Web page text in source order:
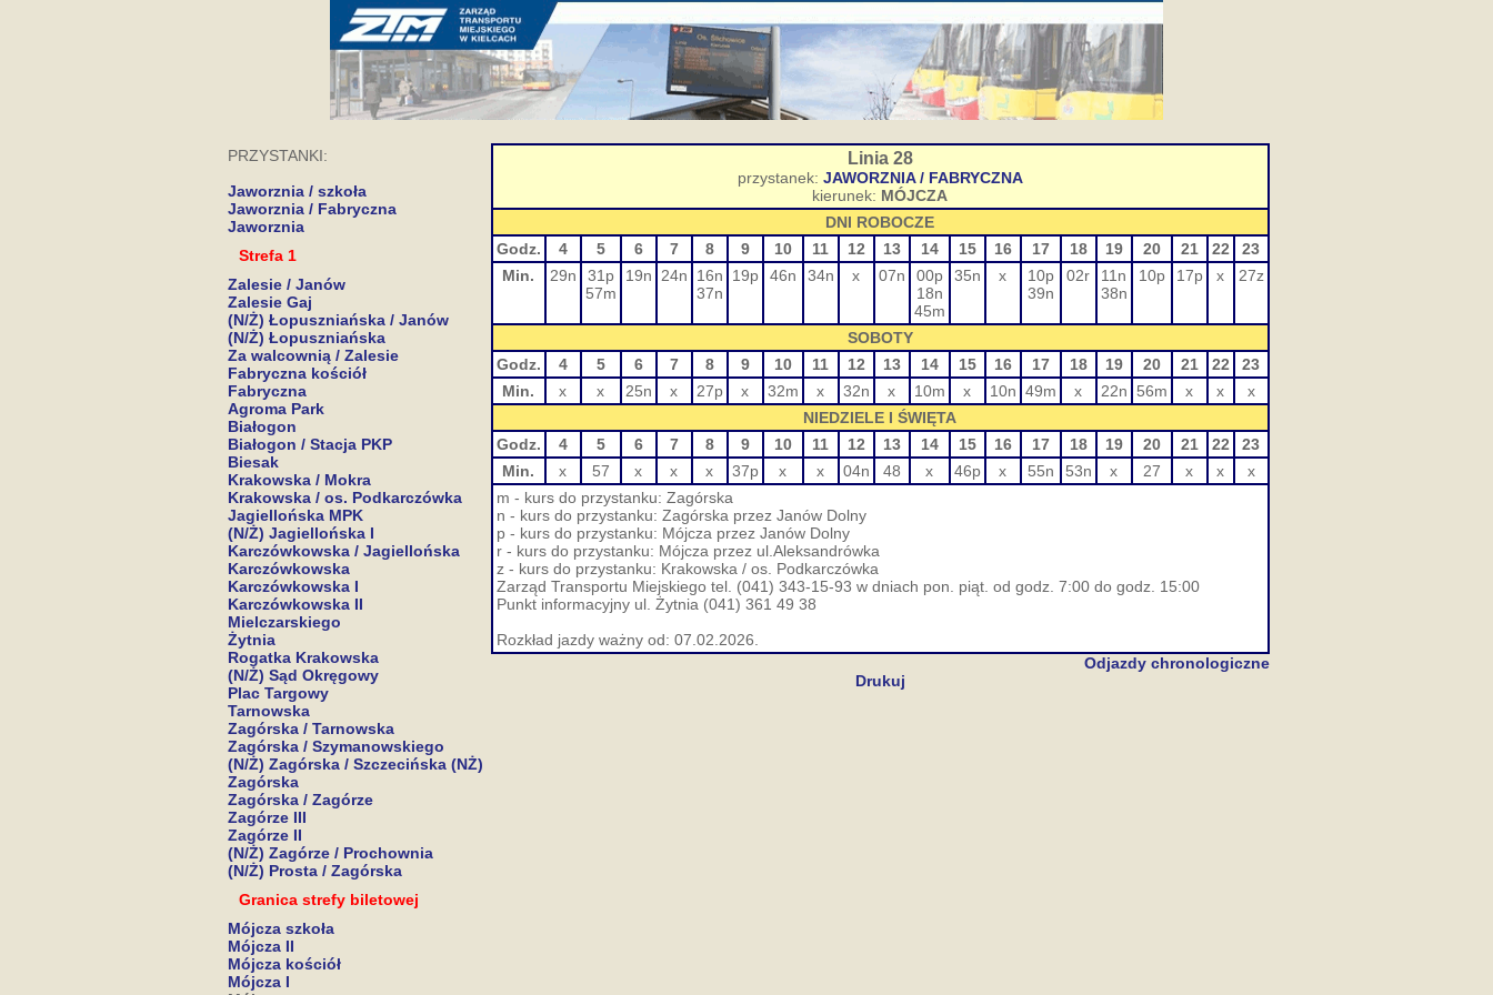
PRZYSTANKI:
Jaworznia / szkoła
Jaworznia / Fabryczna
Jaworznia
Strefa 1
Zalesie / Janów
Zalesie Gaj
(N/Ż) Łopuszniańska / Janów
(N/Ż) Łopuszniańska
Za walcownią / Zalesie
Fabryczna kościół
Fabryczna
Agroma Park
Białogon
Białogon / Stacja PKP
Biesak
Krakowska / Mokra
Krakowska / os. Podkarczówka
Jagiellońska MPK
(N/Ż) Jagiellońska I
Karczówkowska / Jagiellońska
Karczówkowska
Karczówkowska I
Karczówkowska II
Mielczarskiego
Żytnia
Rogatka Krakowska
(N/Ż) Sąd Okręgowy
Plac Targowy
Tarnowska
Zagórska / Tarnowska
Zagórska / Szymanowskiego
(N/Ż) Zagórska / Szczecińska (NŻ)
Zagórska
Zagórska / Zagórze
Zagórze III
Zagórze II
(N/Ż) Zagórze / Prochownia
(N/Ż) Prosta / Zagórska
Granica strefy biletowej
Mójcza szkoła
Mójcza II
Mójcza kościół
Mójcza I
Linia 28
przystanek: JAWORZNIA / FABRYCZNA
kierunek: MÓJCZA
DNI ROBOCZE
Godz.
4 5 6 7 8 9 10 11 12 13 14 15 16 17 18 19 20 21 22
23
Min.
29n
31p
57m
19n 24n
16n
37n
19p 46n 34n x 07n
00p
18n
45m
35n x
10p
39n
02r
11n
38n
10p 17p x 27z
SOBOTY
Godz.
4 5 6 7 8 9 10 11 12 13 14 15 16 17 18 19 20 21 22
23
Min.
x x 25n x 27p x 32m x 32n x 10m x 10n 49m x 22n 56m x x
x
NIEDZIELE I ŚWIĘTA
Godz.
4 5 6 7 8 9 10 11 12 13 14 15 16 17 18 19 20 21 22
23
Min.
x 57 x x x 37p x x 04n 48 x 46p x 55n 53n x 27 x x
x
m - kurs do przystanku: Zagórska
n - kurs do przystanku: Zagórska przez Janów Dolny
p - kurs do przystanku: Mójcza przez Janów Dolny
r - kurs do przystanku: Mójcza przez ul.Aleksandrówka
z - kurs do przystanku: Krakowska / os. Podkarczówka
Zarząd Transportu Miejskiego tel. (041) 343-15-93 w dniach pon. piąt. od godz. 7:00 do godz. 15:00
Punkt informacyjny ul. Żytnia (041) 361 49 38
Rozkład jazdy ważny od: 07.02.2026.
Odjazdy chronologiczne
Drukuj